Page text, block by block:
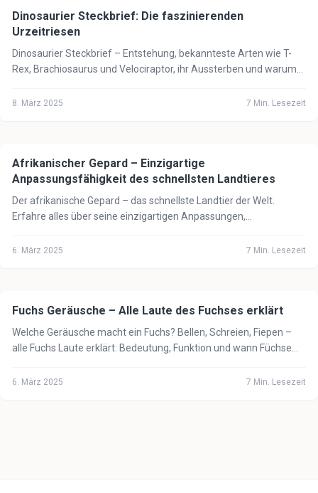
🦁 Tiere
Dinosaurier Steckbrief: Die faszinierenden
Urzeitriesen
Dinosaurier Steckbrief – Entstehung, bekannteste Arten wie T-
Rex, Brachiosaurus und Velociraptor, ihr Aussterben und warum
8. März 2025 7 Min. Lesezeit
🦁 Tiere
Afrikanischer Gepard – Einzigartige
Anpassungsfähigkeit des schnellsten Landtieres
Der afrikanische Gepard – das schnellste Landtier der Welt.
Erfahre alles über seine einzigartigen Anpassungen,
6. März 2025 7 Min. Lesezeit
🦁 Tiere
Fuchs Geräusche – Alle Laute des Fuchses erklärt
Welche Geräusche macht ein Fuchs? Bellen, Schreien, Fiepen –
alle Fuchs Laute erklärt: Bedeutung, Funktion und wann Füchse
6. März 2025 7 Min. Lesezeit